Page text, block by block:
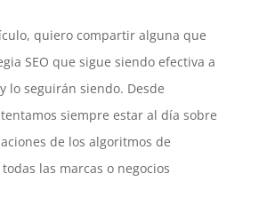
quiero compartir alguna que
SEO que sigue siendo efectiva a
lo seguirán siendo. Desde
siempre estar al día sobre
de los algoritmos de
todas las marcas o negocios